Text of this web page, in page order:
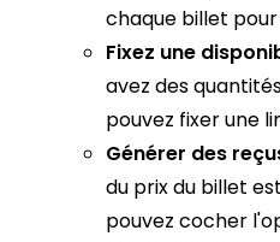
chaque billet
Fixez une
avez des
pouvez fixer une
Générer des
du prix du billet
pouvez cocher